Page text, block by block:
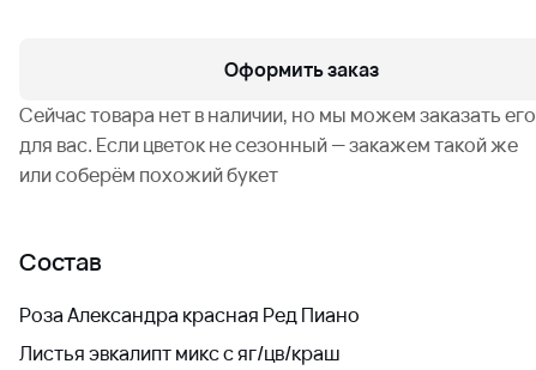
Оформить заказ
Сейчас товара нет в наличии, но мы можем заказать его
для вас. Если цветок не сезонный — закажем такой же
или соберём похожий букет
Состав
Роза Александра красная Ред Пиано
Листья эвкалипт микс с яг/цв/краш